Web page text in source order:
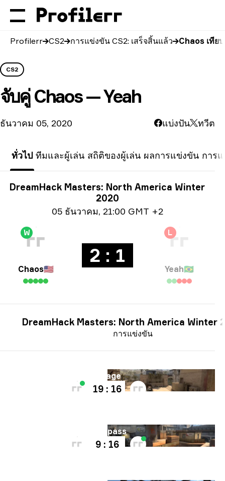
Profilerr CS2 การแข่งขัน CS2: เสร็จสิ้นแล้ว Chaos เทีย
CS2
จับคู่ Chaos — Yeah
ธันวาคม 05, 2020 แบ่งปัน ทวีต
ทั่วไป ทีมและผู้เล่น สถิติของผู้เล่น ผลการแข่งขัน การ
ข้อมูลการแข่งขัน
DreamHack Masters: North America Winter
2020
05 ธันวาคม, 21:00 GMT +2
W
Chaos🇺🇸
2 : 1
L
Yeah🇧🇷
การแข่งขัน
DreamHack Masters: North America Winter
Mirage
19 : 16
Overpass
9 : 16